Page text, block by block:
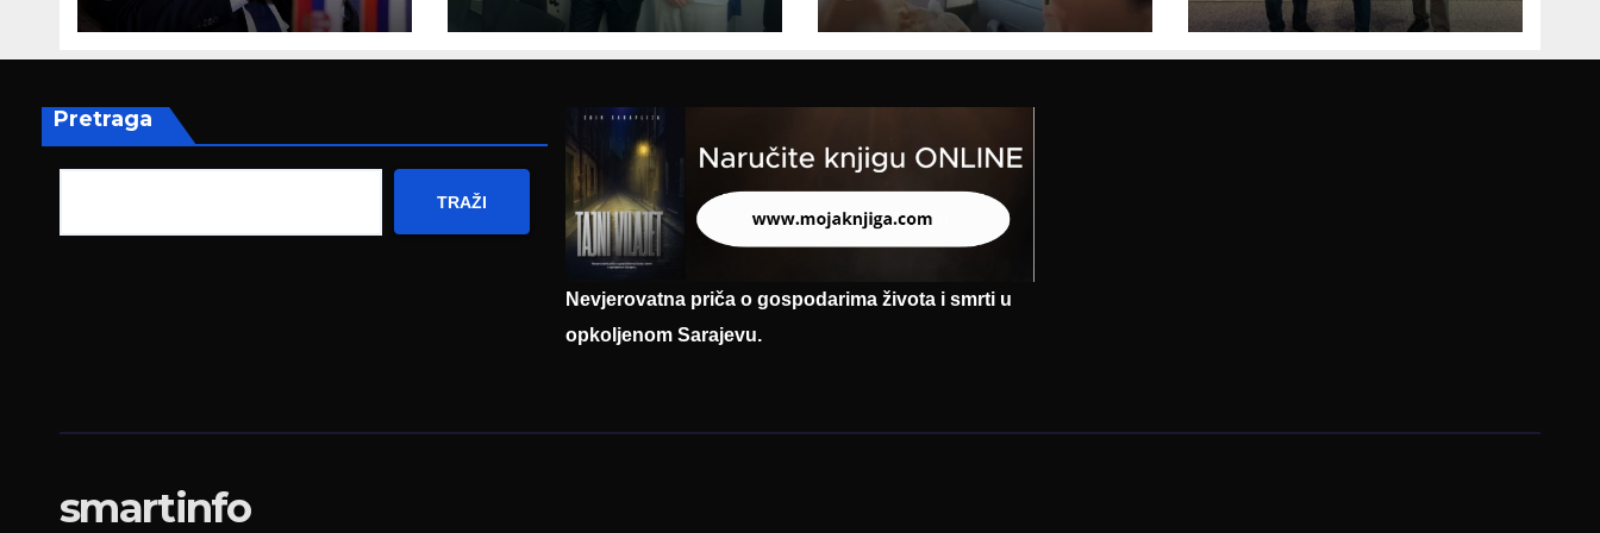
čka kultura postoji i
pripada svim
građanima
Hercegovine
ambasadoru
Njemačke
parodiju poslali
poruku
prisustvovao
prezentaciji
Federalnog sajma
Pretraga
TRAŽI
Nevjerovatna priča o gospodarima života i smrti u
opkoljenom Sarajevu.
smartinfo